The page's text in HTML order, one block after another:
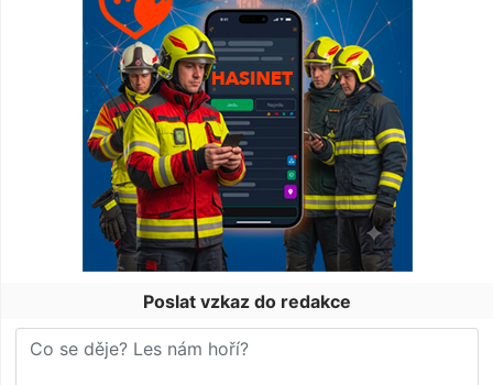
Poslat vzkaz do redakce